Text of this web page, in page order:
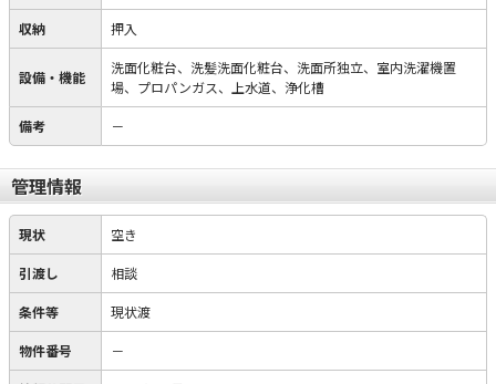
収納 押入
設備・機能
洗面化粧台、洗髪洗面化粧台、洗面所独立、室内洗濯機置
場、プロパンガス、上水道、浄化槽
備考 －
管理情報
現状 空き
引渡し 相談
条件等 現状渡
物件番号 －